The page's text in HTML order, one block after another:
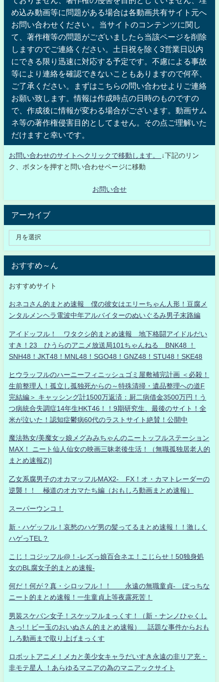
め込み動画等に問題がある場合は各動画共有サイト元へ
お問い合わせください 。当サイトのコンテンツに関し
て、著作権等の問題がございましたら当該ページを削除
しますのでご連絡ください。土日祝を除く3営業日以内
にできる限り迅速に対応する予定です。不慮による事故
等により連絡を確認できないこともありますので何卒、
ご了承ください。まずはこちらの問い合わせよりご連絡
お願い致します。情報は作成時点の日時のものですの
で、作成後に情報が変わる場合がございます。動画サム
ネ等の著作権侵害目的としてません。その点ご理解いた
だけますと幸いです。
お問い合わせのサイトへクリックで移動します。
↓下記のリン
ク、ボタンを押すと問い合わせページに移動
お問い合せ
アーカイブ
おすすめ～ん
おすすめサイト
おネコさん的まとめ速報 僕の彼女はエリーちゃん人形！豆腐メ
ンタルメンヘラ電波中年アルバイターのぬいぐるみ男子末路編
アイドッフル！ ワタクシ的まとめ速報 地下格闘アイドルだい
すき！23 ひうらのアニメ放送局101ちゃんねる BNK48 ！
SNH48！JKT48！MNL48！SGO48！GNZ48！STU48！SKE48
ヒウラッフルのハーニーフィニッシュゴミ屋敷補完計画 ＜必殺！
生前整理人！孤立し孤独死からの～特殊清掃・遺品整理への道F
完結編＞ キャッシング計1500万返済：厨二病借金3500万円！う
つ病統合失調症14年生HKT46！！9期研究生、最後のサイト！全
米が泣いた！認知症鬱病60代のラストサイト絶賛！公開中
魔法熟女/美魔女ッ娘メグみみちゃんのニートッフルステーション
MAX！ ニート仙人仙女の映画三昧老後生活！（無職孤独居老人的
まとめ速報Z)]
乙女系腐男子のオカマッフルMAX2- FX！オ・カマトレーダーの
逆襲！！ 極道のオカマたち編（おもしろ動画まとめ速報）
スーパーウンコ！
新・ハゲッフル！哀愁のハゲ男の髪ってるまとめ速報！！激しく
ハゲっTEL？
こじ！コジッフル@！-レズっ娘百合ネエ！こじらせ！50独身処
女のBL腐女子的まとめ速報-
何だ！何が？真・シロッフル！！ 永遠の無職童貞- ぼっちな
ニート的まとめ速報！一生童貞上等夜露死苦！
男装スケバン女子！スケッフルまっくす！（新・ナンノひゃくし
きっ!！ビー玉のおいぬさん的まとめ速報） 話題な事件からおも
しろ動画まで取り上げまっくす
ロボットアニメ！メカと美少女キャラだいすき永遠の非リア充・
非モテ星人 ！あらゆるマニアの為のマニアックサイト